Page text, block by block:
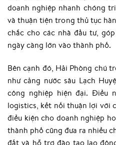
doanh nghiệp nhanh chóng
và thuận tiện trong thủ tục
chắc cho các nhà đầu tư,
ngày càng lớn vào thành phố.
Bên cạnh đó, Hải Phòng chú
như cảng nước sâu Lạch
công nghiệp hiện đại. Điều
logistics, kết nối thuận lợi với
điều kiện cho doanh nghiệp
thành phố cũng đưa ra nhiều
đất và hỗ trợ đào tạo lao